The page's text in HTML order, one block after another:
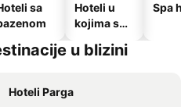
sa
Hoteli u
kojima su
kućni
Spa
u blizini
Hoteli Parga